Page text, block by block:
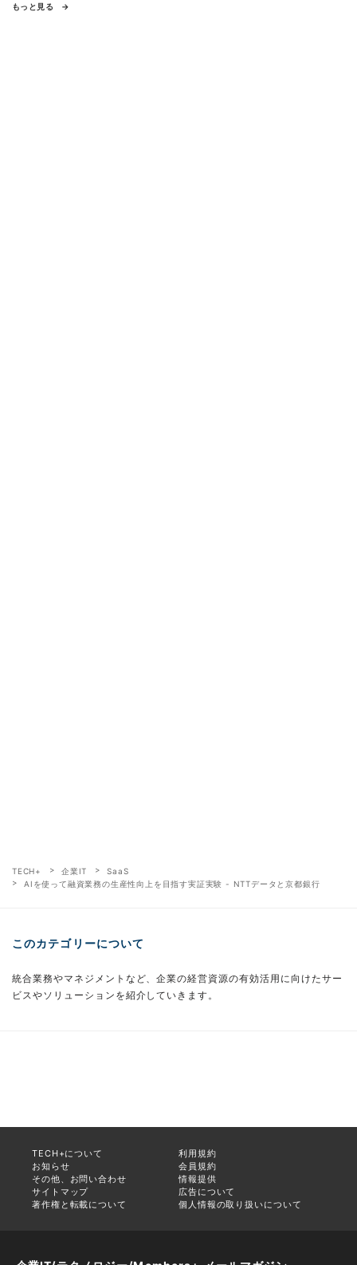
もっと見る
TECH+ 企業IT
SaaS
AIを使って融資業務の生産性向上を目指す実証実験 - NTTデータと京都銀行
このカテゴリーについて
統合業務やマネジメントなど、企業の経営資源の有効活用に向けたサー
ビスやソリューションを紹介していきます。
TECH+について
利用規約
お知らせ
会員規約
その他、お問い合わせ
情報提供
サイトマップ
広告について
著作権と転載について
個人情報の取り扱いについて